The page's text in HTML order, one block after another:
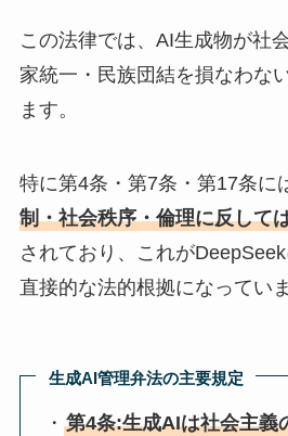
この法律では、AI生成物が社
家統一・民族団結を損なわな
ます。
特に第4条・第7条・第17条に
制・社会秩序・倫理に反して
されており、これが
直接的な法的根拠になっていま
生成AI管理弁法の主要規定
・第4条:生成AIは社会主義